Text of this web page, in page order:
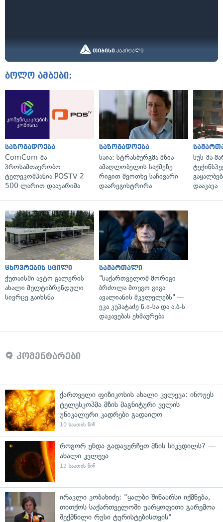
ბოლო ამბები:
საზოგადოება
ComCom-მა
პროსამთავრობო
ტელეკომპანია POSTV 2
500 ლარით დააჯარიმა
საზოგადოება
საია: სტრასბურგმა მზია
ამაღლობელის საქმეზე
რიგით მეოთხე საჩივარი
დაარეგისტრირა
სუს-მა
დააკავა
ცხოვრების სტილი
ქუთაისში ავტო გალერის
ახალი მულტიბრენდული
სივრცე გაიხსნა
სამართალი
"საქართველომ მორიგი
ბრძოლა მოუგო გიგა
ავალიანის მკვლელებს" —
ეკა კუპატაძე ნ.ი-სა და ა.ბ-ს
დაკავებას ეხმაურება
კომენტარები
ქართველი ფიზიკოსის ახალი კვლევა: ინოუეს
ტელესკოპმა მზის მაგნიტური ველის
უნიკალური კადრები გადაიღო
10 საათის წინ
როგორ უნდა გადავურჩეთ მზის სიკვდილს? —
ახალი კვლევა
12 საათის წინ
ირაკლი კობახიძე: "ყალბი შინაარსი იქმნება,
თითქოს საქართველოში უარყოფითი გარემოა
შექმნილი რუსი ტურისტებისთვის"